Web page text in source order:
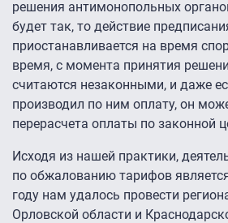
решения антимонопольных
будет так, то действие
приостанавливается на время
время, с момента принятия
считаются незаконными, и даже
производил по ним оплату, он
перерасчета оплаты по законной
Исходя из нашей практики,
по обжалованию тарифов
году нам удалось провести
Орловской области и